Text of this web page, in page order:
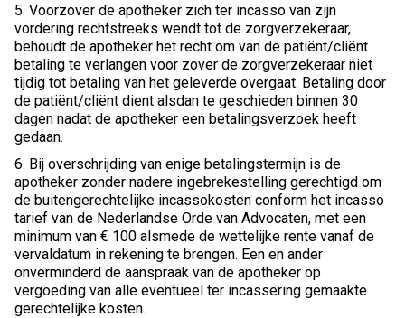
5. Voorzover de apotheker zich ter incasso van zijn
vordering rechtstreeks wendt tot de zorgverzekeraar,
behoudt de apotheker het recht om van de patiënt/cliënt
betaling te verlangen voor zover de zorgverzekeraar niet
tijdig tot betaling van het geleverde overgaat. Betaling door
de patiënt/cliënt dient alsdan te geschieden binnen 30
dagen nadat de apotheker een betalingsverzoek heeft
gedaan.
6. Bij overschrijding van enige betalingstermijn is de
apotheker zonder nadere ingebrekestelling gerechtigd om
de buitengerechtelijke incassokosten conform het incasso
tarief van de Nederlandse Orde van Advocaten, met een
minimum van € 100 alsmede de wettelijke rente vanaf de
vervaldatum in rekening te brengen. Een en ander
onverminderd de aanspraak van de apotheker op
vergoeding van alle eventueel ter incassering gemaakte
gerechtelijke kosten.